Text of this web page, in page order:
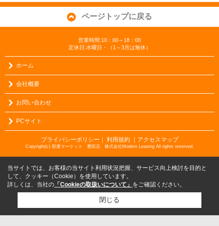
ページトップに戻る
営業時間:10：00～18：00
定休日:水曜日・（1～3月は無休）
ホーム
会社概要
お問い合わせ
PCサイト
プライバシーポリシー 利用規約 ｜アクセスマップ
Copyright(c) 部屋マーケット 豊田店 株式会社Modern Leasing All rights reserved.
当サイトでは、お客様の当サイト利用状況把握、サービス向上検討を目的と
して、クッキー（Cookie）を使用しています。
詳しくは、当社の 「Cookieの取扱いについて」 をご確認ください。
閉じる